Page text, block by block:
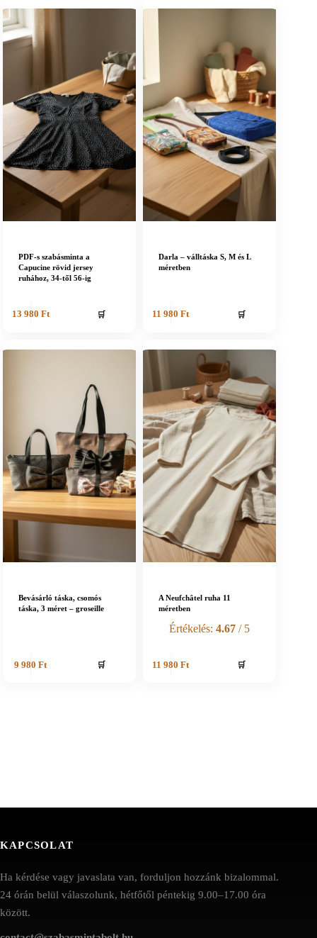
PDF-s szabásminta a
Capucine rövid jersey
ruhához, 34-től 56-ig
13 980 Ft 🛒
Darla – válltáska S, M és L
méretben
11 980Ft 🛒
Bevásárló táska, csomós
táska, 3 méret – groseille
9 980Ft 🛒
A Neufchâtel ruha 11
méretben
Értékelés:4.67 / 5
11 980Ft 🛒
KAPCSOLAT
Ha kérdése vagy javaslata van, forduljon hozzánk bizalommal.
24 órán belül válaszolunk, hétfőtől péntekig 9.00–17.00 óra
között.